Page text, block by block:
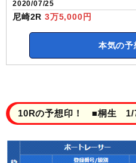
2020/07/25
尼崎2R 3万5,000円
本気の予
10Rの予想印！ ■桐生 1/